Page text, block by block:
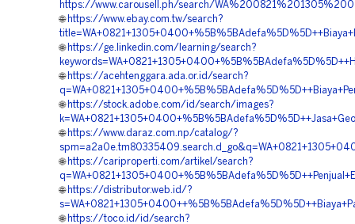
https://www.carousell.ph/search/
🌐 https://www.ebay.com.tw/search?
🌐 https://ge.linkedin.com/learning/search?
🌐 https://acehtenggara.ada.or.id/search?
🌐 https://stock.adobe.com/id/search/images?
🌐 https://www.daraz.com.np/catalog/?
🌐 https://cariproperti.com/artikel/search?
🌐 https://distributor.web.id/?
🌐 https://toco.id/id/search?